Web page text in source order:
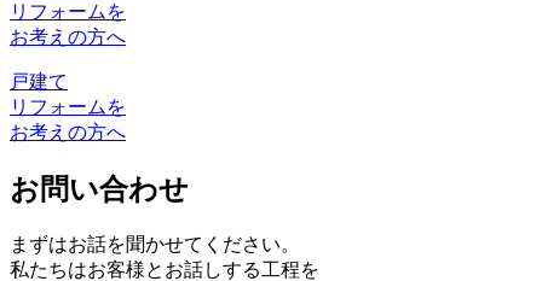
リフォームを
お考えの方へ
戸建て
リフォームを
お考えの方へ
お問い合わせ
まずはお話を聞かせてください。
私たちはお客様とお話しする工程を